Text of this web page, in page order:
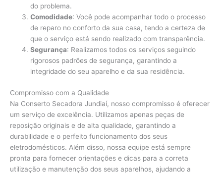
do problema.
Comodidade: Você pode acompanhar todo o processo
de reparo no conforto da sua casa, tendo a certeza de
que o serviço está sendo realizado com transparência.
Segurança: Realizamos todos os serviços seguindo
rigorosos padrões de segurança, garantindo a
integridade do seu aparelho e da sua residência.
Compromisso com a Qualidade
Na Conserto Secadora Jundiaí, nosso compromisso é oferecer
um serviço de excelência. Utilizamos apenas peças de
reposição originais e de alta qualidade, garantindo a
durabilidade e o perfeito funcionamento dos seus
eletrodomésticos. Além disso, nossa equipe está sempre
pronta para fornecer orientações e dicas para a correta
utilização e manutenção dos seus aparelhos, ajudando a